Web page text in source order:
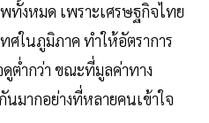
ทั้งหมด เพราะเศรษฐกิจไทย
ในภูมิภาค ทำให้อัตราการ
ต่ำกว่า ขณะที่มูลค่าทาง
นมากอย่างที่หลายคนเข้าใจ